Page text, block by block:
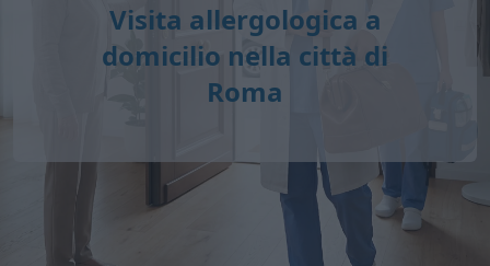
Visita allergologica a
domicilio nella città di
Roma